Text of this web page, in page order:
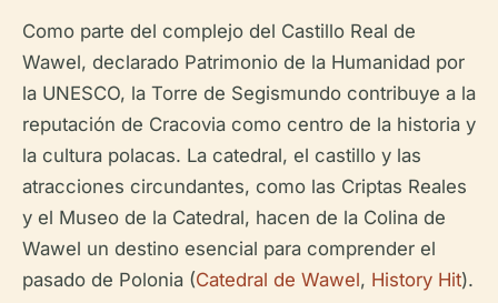
Como parte del complejo del Castillo Real de
Wawel, declarado Patrimonio de la Humanidad por
la UNESCO, la Torre de Segismundo contribuye a la
reputación de Cracovia como centro de la historia y
la cultura polacas. La catedral, el castillo y las
atracciones circundantes, como las Criptas Reales
y el Museo de la Catedral, hacen de la Colina de
Wawel un destino esencial para comprender el
pasado de Polonia (Catedral de Wawel, History Hit).